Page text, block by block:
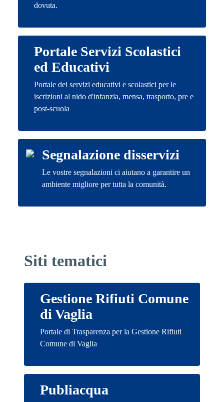
dovuta.
Portale Servizi Scolastici
ed Educativi
Portale dei servizi educativi e scolastici per le
iscrizioni al nido d'infanzia, mensa, trasporto, pre e
post-scuola
Segnalazione disservizi
Le vostre segnalazioni ci aiutano a garantire un
ambiente migliore per tutta la comunità.
Siti tematici
Gestione Rifiuti Comune
di Vaglia
Portale di Trasparenza per la Gestione Rifiuti
Comune di Vaglia
Publiacqua